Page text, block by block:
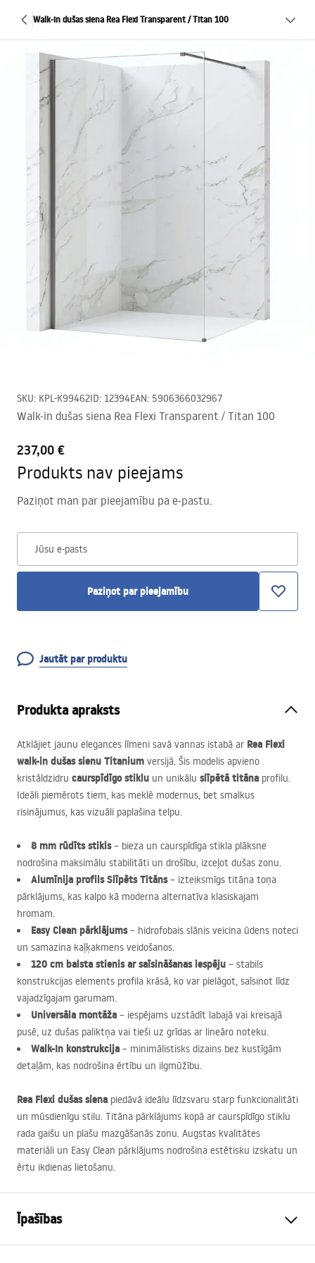
Walk-in dušas siena Rea Flexi Transparent / Titan 100
SKU: KPL-K99462ID: 12394EAN: 5906366032967
Walk-in dušas siena Rea Flexi Transparent / Titan 100
237,00 €
Produkts nav pieejams
Paziņot man par pieejamību pa e-pastu.
Jūsu e-pasts
Paziņot par pieejamību
Jautāt par produktu
Produkta apraksts
Atklājiet jaunu elegances līmeni savā vannas istabā ar Rea Flexi
walk-in dušas sienu Titanium versijā. Šis modelis apvieno
kristāldzidru caurspīdīgo stiklu un unikālu slīpētā titāna profilu.
Ideāli piemērots tiem, kas meklē modernus, bet smalkus
risinājumus, kas vizuāli paplašina telpu.
8 mm rūdīts stikls– bieza un caurspīdīga stikla plāksne
nodrošina maksimālu stabilitāti un drošību, izceļot dušas zonu.
Alumīnija profils Slīpēts Titāns– izteiksmīgs titāna toņa
pārklājums, kas kalpo kā moderna alternatīva klasiskajam
hromam.
Easy Clean pārklājums– hidrofobais slānis veicina ūdens noteci
un samazina kaļķakmens veidošanos.
120 cm balsta stienis ar saīsināšanas iespēju – stabils
konstrukcijas elements profila krāsā, ko var pielāgot, saīsinot līdz
vajadzīgajam garumam.
Universāla montāža – iespējams uzstādīt labajā vai kreisajā
pusē, uz dušas paliktņa vai tieši uz grīdas ar lineāro noteku.
Walk-In konstrukcija – minimālistisks dizains bez kustīgām
detaļām, kas nodrošina ērtību un ilgmūžību.
Rea Flexi dušas siena piedāvā ideālu līdzsvaru starp funkcionalitāti
un mūsdienīgu stilu. Titāna pārklājums kopā ar caurspīdīgo stiklu
rada gaišu un plašu mazgāšanās zonu. Augstas kvalitātes
materiāli un Easy Clean pārklājums nodrošina estētisku izskatu un
ērtu ikdienas lietošanu.
Īpašības